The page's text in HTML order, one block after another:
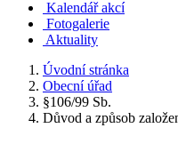
Kalendář akcí
Fotogalerie
Aktuality
Úvodní stránka
Obecní úřad
§106/99 Sb.
Důvod a způsob